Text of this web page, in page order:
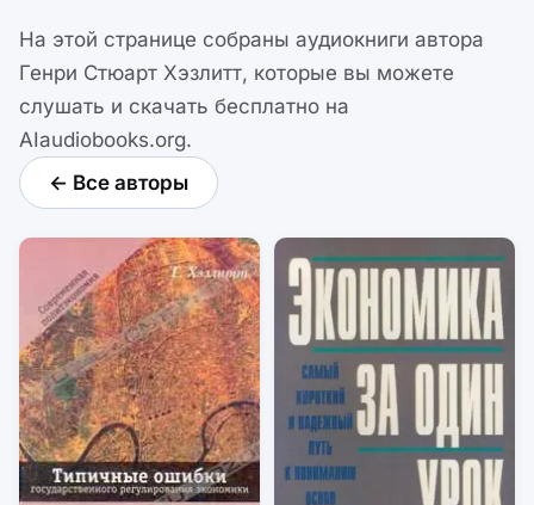
На этой странице собраны аудиокниги автора
Генри Стюарт Хэзлитт, которые вы можете
слушать и скачать бесплатно на
AIaudiobooks.org.
← Все авторы